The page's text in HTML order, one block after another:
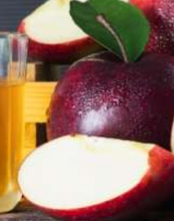
खेल
21 साल की उम्र में यशस्वी
जायसवाल ने बनाया ये
कीर्तिमान, इस…
व्यापार